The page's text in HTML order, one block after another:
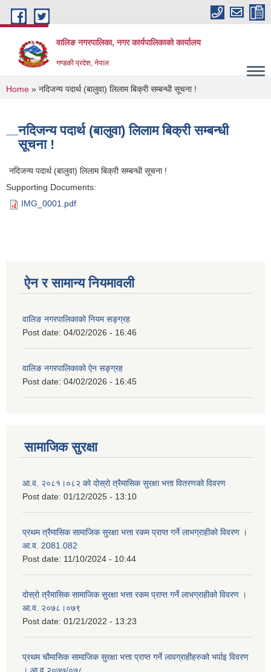
Skip to main content
वालिङ नगरपालिका, नगर कार्यपालिकाको कार्यालय
गण्डकी प्रदेश, नेपाल
You are here
Home » नदिजन्य पदार्थ (बालुवा) लिलाम बिक्री सम्बन्धी सूचना !
नदिजन्य पदार्थ (बालुवा) लिलाम बिक्री सम्बन्धी
सूचना !
नदिजन्य पदार्थ (बालुवा) लिलाम बिक्री सम्बन्धी सूचना !
Supporting Documents:
IMG_0001.pdf
ऐन र सामान्य नियमावली
वालिङ नगरपालिकाको नियम सङ्ग्रह
Post date: 04/02/2026 - 16:46
वालिङ नगरपालिकाको ऐन सङ्ग्रह
Post date: 04/02/2026 - 16:45
सामाजिक सुरक्षा
आ.व. २०८१।०८२ को दोस्रो त्रैमासिक सुरक्षा भत्ता वितरणको विवरण
Post date: 01/12/2025 - 13:10
प्रथम त्रैमासिक सामाजिक सुरक्षा भत्ता रकम प्राप्त गर्ने लाभग्राहीको विवरण ।
आ.व. 2081.082
Post date: 11/10/2024 - 10:44
दोस्रो त्रैमासिक सामाजिक सुरक्षा भत्ता रकम प्राप्त गर्ने लाभग्राहीको विवरण ।
आ.व. २०७८।०७९
Post date: 01/21/2022 - 13:23
प्रथम चौमासिक सामाजिक सुरक्षा भत्ता प्राप्त गर्ने लावग्राहीहरुको भर्पाइ विवरण